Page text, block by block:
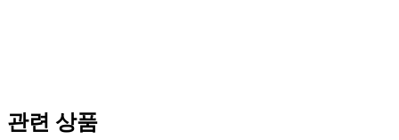
관련 상품